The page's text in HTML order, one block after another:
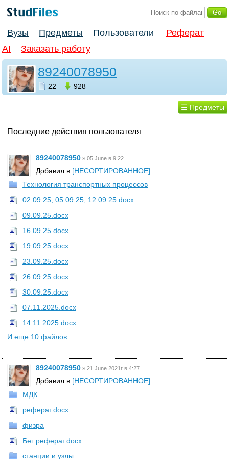
Вузы Предметы Пользователи
Реферат
AI
Заказать работу
89240078950
22 928
☰ Предметы
Последние действия пользователя
89240078950 » 05 June в 9:22
Добавил в [НЕСОРТИРОВАННОЕ]
Технология транспортных процессов
02.09.25, 05.09.25, 12.09.25.docx
09.09.25.docx
16.09.25.docx
19.09.25.docx
23.09.25.docx
26.09.25.docx
30.09.25.docx
07.11.2025.docx
14.11.2025.docx
И еще 10 файлов
89240078950 » 21 June 2021г в 4:27
Добавил в [НЕСОРТИРОВАННОЕ]
МДК
реферат.docx
физра
Бег реферат.docx
станции и узлы